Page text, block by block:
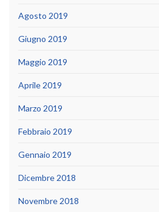
Agosto 2019
Giugno 2019
Maggio 2019
Aprile 2019
Marzo 2019
Febbraio 2019
Gennaio 2019
Dicembre 2018
Novembre 2018